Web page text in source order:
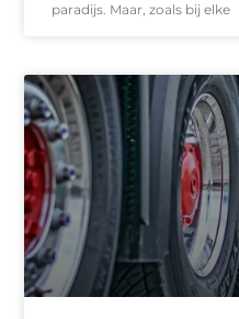
paradijs. Maar, zoals bij elke